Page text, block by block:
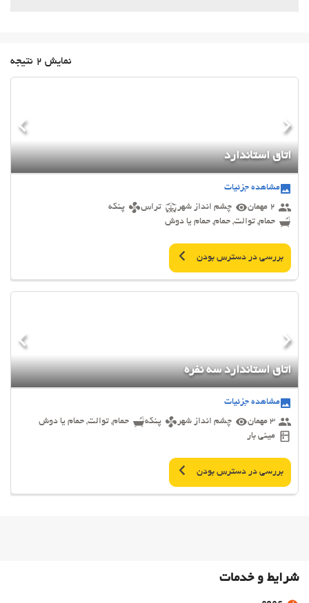
نمایش 2 نتیجه
اتاق استاندارد
مشاهده جزئیات
2 مهمان
چشم انداز شهر تراس
پنکه
حمام, توالت, حمام, حمام یا دوش
بررسی در دسترس بودن
اتاق استاندارد سه نفره
مشاهده جزئیات
3 مهمان
چشم انداز شهر پنکه
حمام, توالت, حمام یا دوش
مینی بار
بررسی در دسترس بودن
شرایط و خدمات